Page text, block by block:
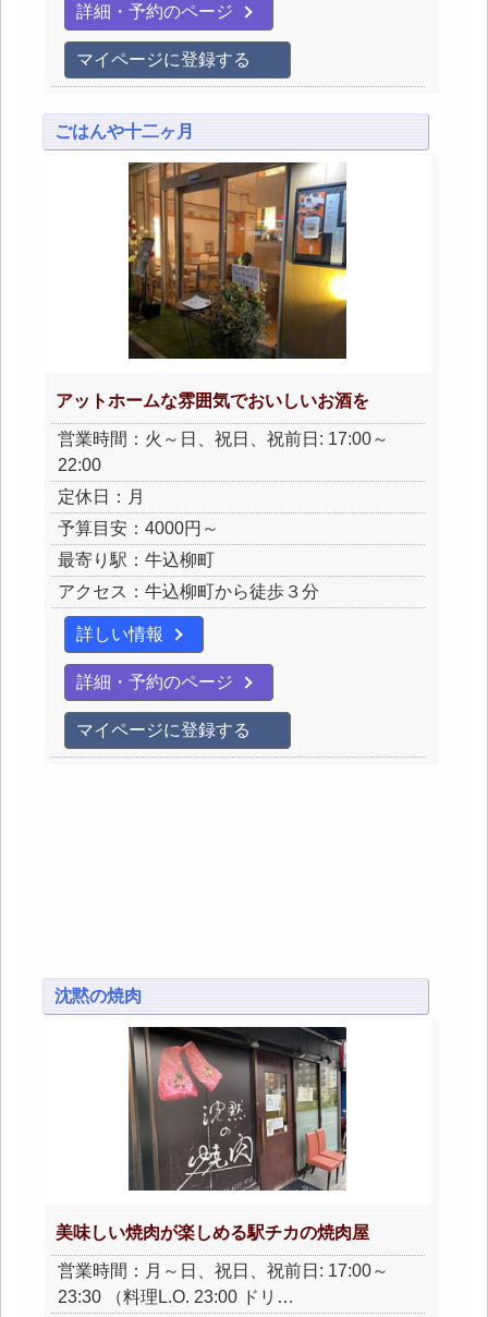
詳細・予約のページ
マイページに登録する
ごはんや十二ヶ月
アットホームな雰囲気でおいしいお酒を
営業時間：火～日、祝日、祝前日: 17:00～
22:00
定休日：月
予算目安：4000円～
最寄り駅：牛込柳町
アクセス：牛込柳町から徒歩３分
詳しい情報
詳細・予約のページ
マイページに登録する
沈黙の焼肉
美味しい焼肉が楽しめる駅チカの焼肉屋
営業時間：月～日、祝日、祝前日: 17:00～
23:30 （料理L.O. 23:00 ドリ…